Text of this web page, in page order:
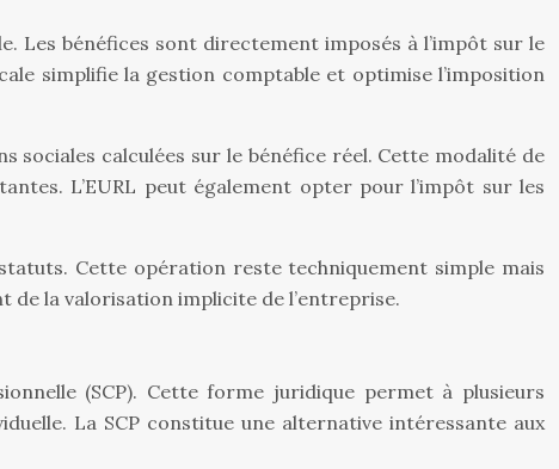
Les bénéfices sont directement imposés à l’impôt sur le
simplifie la gestion comptable et optimise l’imposition
sociales calculées sur le bénéfice réel. Cette modalité de
L’EURL peut également opter pour l’impôt sur les
Cette opération reste techniquement simple mais
de la valorisation implicite de l’entreprise.
(SCP). Cette forme juridique permet à plusieurs
La SCP constitue une alternative intéressante aux